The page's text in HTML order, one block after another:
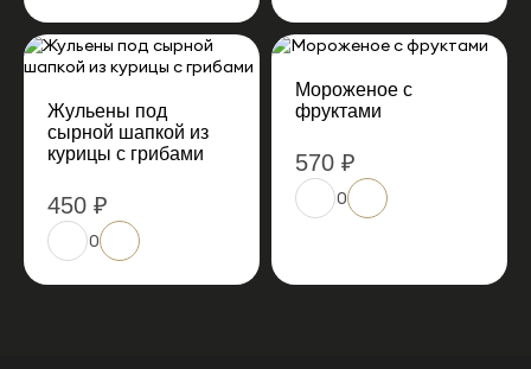
Жульены под
сырной шапкой из
курицы с грибами
450 ₽
0
Мороженое с
фруктами
570 ₽
0